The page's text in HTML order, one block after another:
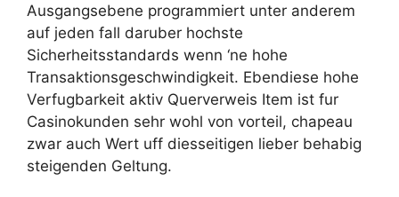
Ausgangsebene programmiert unter anderem
auf jeden fall daruber hochste
Sicherheitsstandards wenn ‘ne hohe
Transaktionsgeschwindigkeit. Ebendiese hohe
Verfugbarkeit aktiv Querverweis Item ist fur
Casinokunden sehr wohl von vorteil, chapeau
zwar auch Wert uff diesseitigen lieber behabig
steigenden Geltung.